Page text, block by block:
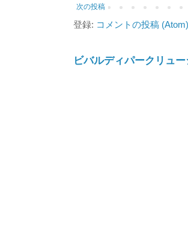
次の投稿
登録: コメントの投稿 (Atom)
ビバルディパークリュ